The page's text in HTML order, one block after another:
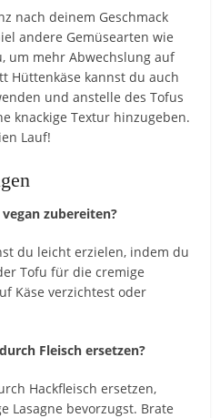
nach deinem Geschmack
andere Gemüsearten wie
um mehr Abwechslung auf
Hüttenkäse kannst du auch
und anstelle des Tofus
knackige Textur hinzugeben.
Lauf!
zubereiten?
du leicht erzielen, indem du
Tofu für die cremige
Käse verzichtest oder
Fleisch ersetzen?
Hackfleisch ersetzen,
Lasagne bevorzugst. Brate